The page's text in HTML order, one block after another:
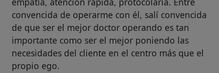
convencida de operarme con él, salí convencida
de que ser el mejor doctor operando es tan
importante como ser el mejor poniendo las
necesidades del cliente en el centro más que el
propio ego.